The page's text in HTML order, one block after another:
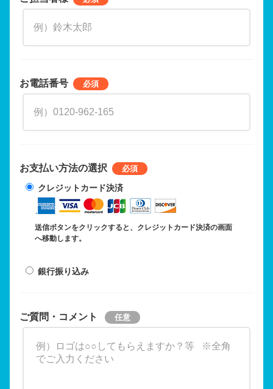
お電話番号
お支払い方法の選択
クレジットカード決済
送信ボタンをクリックすると、クレジットカード決済の画面
へ移動します。
銀行振り込み
ご質問・コメント